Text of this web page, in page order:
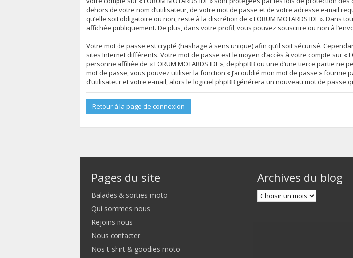
dehors de votre nom d’utilisateur, de votre mot de passe et de votre adresse e-mail
qu’elle soit obligatoire ou non, reste à la discrétion de « FORUM MOTARDS IDF ».
affichée publiquement. De plus, dans votre profil, vous pouvez souscrire ou non à
Votre mot de passe est crypté (hashage à sens unique) afin qu’il soit sécurisé.
sites Internet différents. Votre mot de passe est le moyen d’accès à votre compte sur «
personne affiliée de « FORUM MOTARDS IDF », de phpBB ou une d’une tierce partie
mot de passe, vous pouvez utiliser la fonction « J’ai oublié mon mot de passe »
d’utilisateur et votre e-mail, alors le logiciel phpBB générera un nouveau mot de passe
Retour à la page de connexion
Pages du site
Balades & sorties moto
Qui sommes nous
Rejoins nous
Nous contacter
Nos t-shirt & goodies moto
Archives du blog